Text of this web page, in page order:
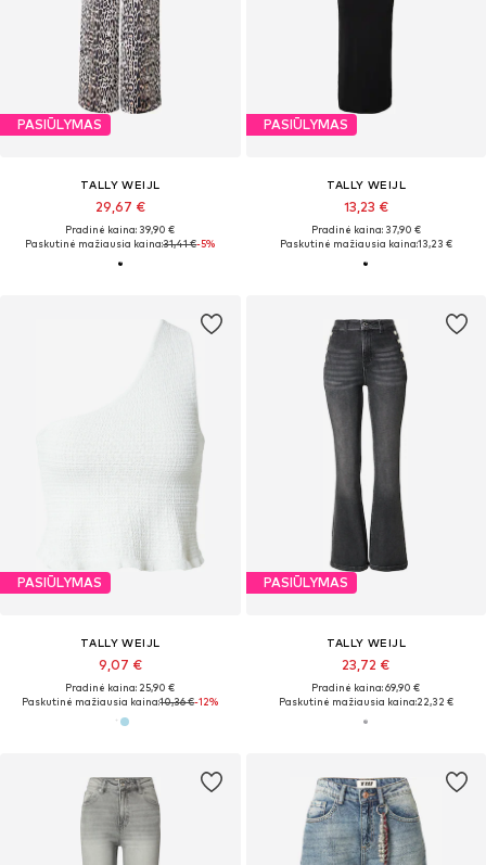
PASIŪLYMAS
TALLY WEIJL
29,67 €
Pradinė kaina: 39,90 €
Paskutinė mažiausia kaina:31,41 €-5%
PASIŪLYMAS
TALLY WEIJL
13,23 €
Pradinė kaina: 37,90 €
Paskutinė mažiausia kaina:13,23 €
PASIŪLYMAS
TALLY WEIJL
9,07 €
Pradinė kaina: 25,90 €
Paskutinė mažiausia kaina:10,36 €-12%
PASIŪLYMAS
TALLY WEIJL
23,72 €
Pradinė kaina: 69,90 €
Paskutinė mažiausia kaina:22,32 €